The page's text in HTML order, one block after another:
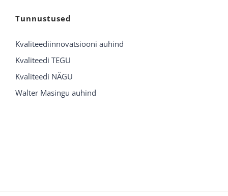
Tunnustused
Kvaliteediinnovatsiooni auhind
Kvaliteedi TEGU
Kvaliteedi NÄGU
Walter Masingu auhind